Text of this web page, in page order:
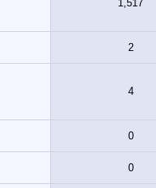
1,517
2
4
0
0